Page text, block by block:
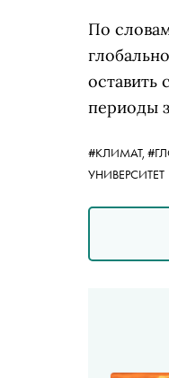
По
оставить
периоды
#КЛИМАТ,
УНИВЕРСИТЕТ